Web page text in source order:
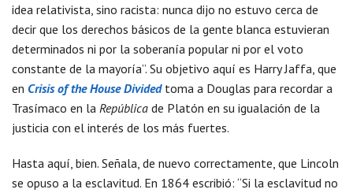
idea relativista, sino racista: nunca dijo no estuvo cerca de
decir que los derechos básicos de la gente blanca estuvieran
determinados ni por la soberanía popular ni por el voto
constante de la mayoría”. Su objetivo aquí es Harry Jaffa, que
en Crisis of the House Dividedtoma a Douglas para recordar a
Trasímaco en la República de Platón en su igualación de la
justicia con el interés de los más fuertes.
Hasta aquí, bien. Señala, de nuevo correctamente, que Lincoln
se opuso a la esclavitud. En 1864 escribió: “Si la esclavitud no